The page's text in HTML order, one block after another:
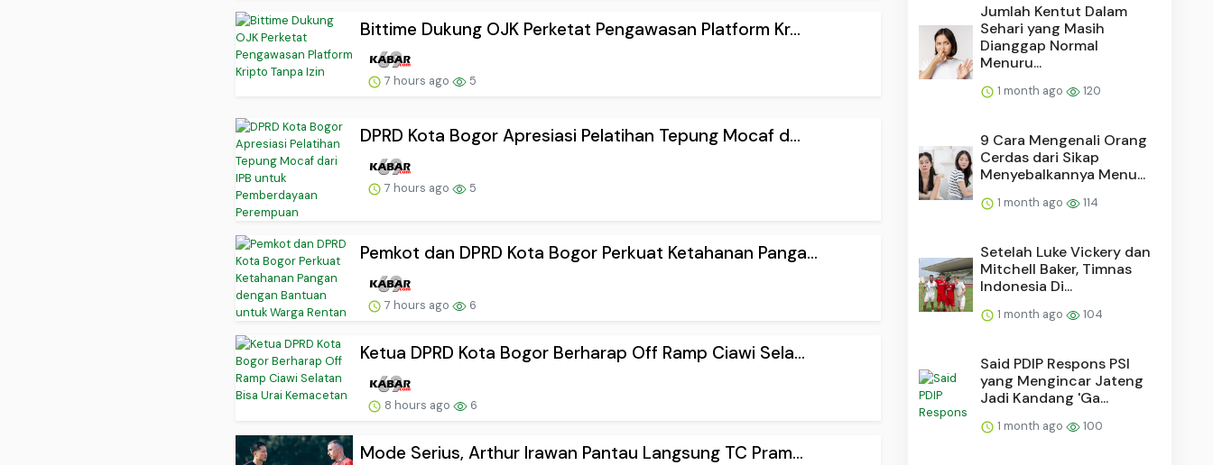
Bittime Dukung OJK Perketat Pengawasan Platform Kr...
7 hours ago 5
DPRD Kota Bogor Apresiasi Pelatihan Tepung Mocaf d...
7 hours ago 5
Pemkot dan DPRD Kota Bogor Perkuat Ketahanan Panga...
7 hours ago 6
Ketua DPRD Kota Bogor Berharap Off Ramp Ciawi Sela...
8 hours ago 6
Mode Serius, Arthur Irawan Pantau Langsung TC Pram...
Jumlah Kentut Dalam
Sehari yang Masih
Dianggap Normal
Menuru...
1 month ago 120
9 Cara Mengenali Orang
Cerdas dari Sikap
Menyebalkannya Menu...
1 month ago 114
Setelah Luke Vickery dan
Mitchell Baker, Timnas
Indonesia Di...
1 month ago 104
Said PDIP Respons PSI
yang Mengincar Jateng
Jadi Kandang 'Ga...
1 month ago 100